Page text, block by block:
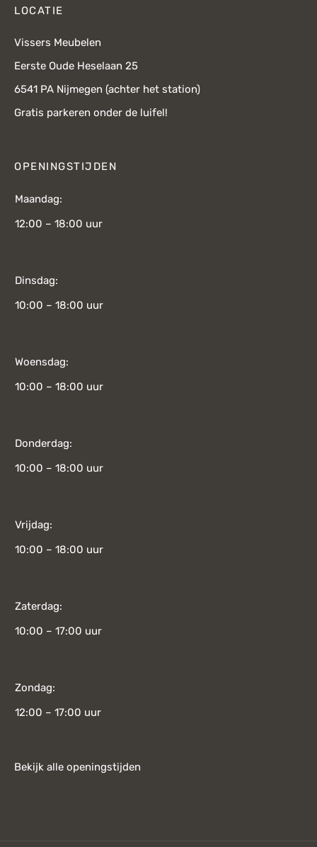
LOCATIE
Vissers Meubelen
Eerste Oude Heselaan 25
6541 PA Nijmegen (achter het station)
Gratis parkeren onder de luifel!
OPENINGSTIJDEN
Maandag:
12:00 – 18:00 uur
Dinsdag:
10:00 – 18:00 uur
Woensdag:
10:00 – 18:00 uur
Donderdag:
10:00 – 18:00 uur
Vrijdag:
10:00 – 18:00 uur
Zaterdag:
10:00 – 17:00 uur
Zondag:
12:00 – 17:00 uur
Bekijk alle openingstijden